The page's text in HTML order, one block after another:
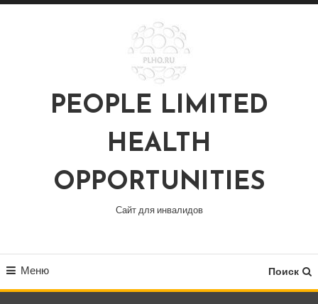
Перейти
PEOPLE LIMITED
HEALTH
OPPORTUNITIES
Сайт для инвалидов
Меню Поиск